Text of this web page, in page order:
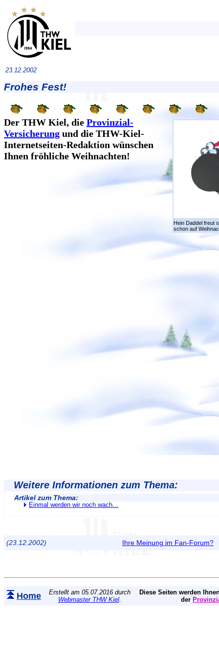
23.12.2002
Frohes Fest!
Hein Daddel freut
schon auf
Der THW Kiel, die Provinzial-
Versicherung und die THW-Kiel-
Internetseiten-Redaktion wünschen
Ihnen fröhliche Weihnachten!
Weitere Informationen zum Thema:
Artikel zum Thema:
Einmal werden wir noch wach...
(23.12.2002) Ihre Meinung im Fan-Forum?
Home
Erstellt am 05.07.2016 durch
Webmaster THW Kiel.
Diese Seiten werden
der